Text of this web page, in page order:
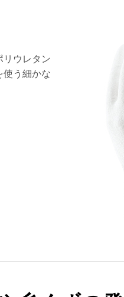
リウレタン
使う細かな